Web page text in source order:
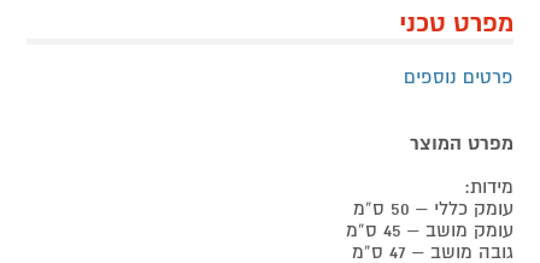
מפרט טכני
פרטים נוספים
מפרט המוצר
מידות:
עומק כללי – 50 ס”מ
עומק מושב – 45 ס”מ
גובה מושב – 47 ס”מ